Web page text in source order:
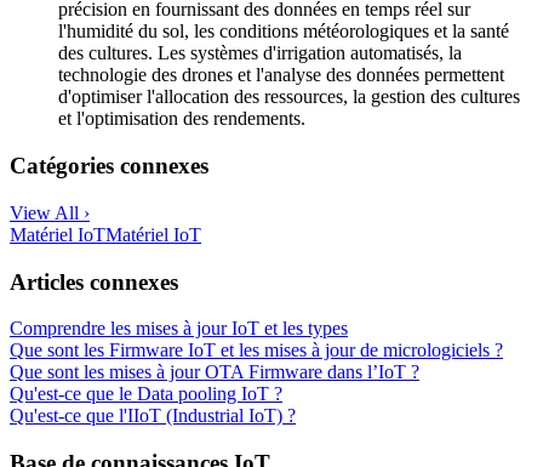
précision en fournissant des données en temps réel sur
l'humidité du sol, les conditions météorologiques et la santé
des cultures. Les systèmes d'irrigation automatisés, la
technologie des drones et l'analyse des données permettent
d'optimiser l'allocation des ressources, la gestion des cultures
et l'optimisation des rendements.
Catégories connexes
View All ›
Matériel IoTMatériel IoT
Articles connexes
Comprendre les mises à jour IoT et les types
Que sont les Firmware IoT et les mises à jour de micrologiciels ?
Que sont les mises à jour OTA Firmware dans l’IoT ?
Qu'est-ce que le Data pooling IoT ?
Qu'est-ce que l'IIoT (Industrial IoT) ?